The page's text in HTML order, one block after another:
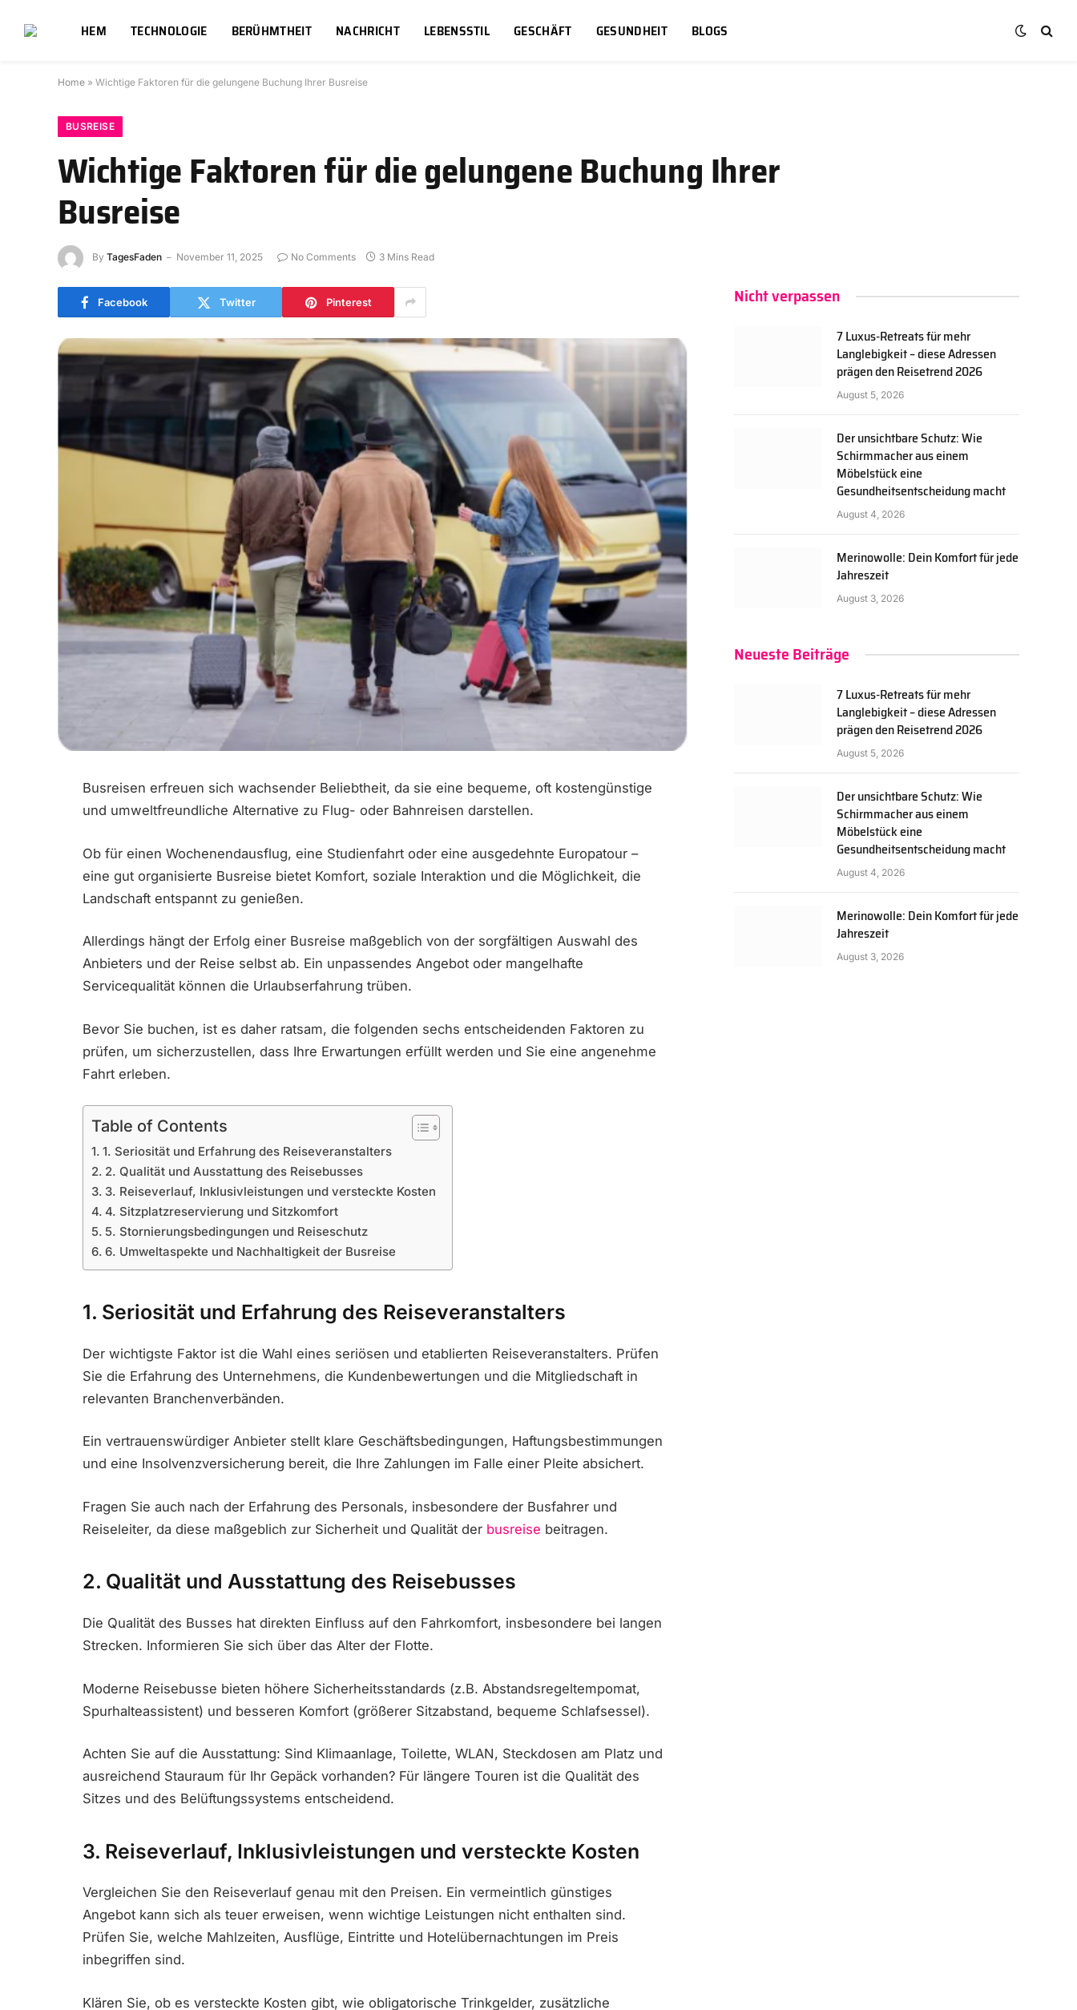
HEM TECHNOLOGIE BERÜHMTHEIT NACHRICHT LEBENSSTIL GESCHÄFT GESUNDHEIT BLOGS
Home » Wichtige Faktoren für die gelungene Buchung Ihrer Busreise
BUSREISE
Wichtige Faktoren für die gelungene Buchung Ihrer
Busreise
By TagesFaden November 11, 2025 No Comments 3 Mins Read
Facebook Twitter Pinterest
Busreisen erfreuen sich wachsender Beliebtheit, da sie eine bequeme, oft kostengünstige
und umweltfreundliche Alternative zu Flug- oder Bahnreisen darstellen.
Ob für einen Wochenendausflug, eine Studienfahrt oder eine ausgedehnte Europatour –
eine gut organisierte Busreise bietet Komfort, soziale Interaktion und die Möglichkeit, die
Landschaft entspannt zu genießen.
Allerdings hängt der Erfolg einer Busreise maßgeblich von der sorgfältigen Auswahl des
Anbieters und der Reise selbst ab. Ein unpassendes Angebot oder mangelhafte
Servicequalität können die Urlaubserfahrung trüben.
Bevor Sie buchen, ist es daher ratsam, die folgenden sechs entscheidenden Faktoren zu
prüfen, um sicherzustellen, dass Ihre Erwartungen erfüllt werden und Sie eine angenehme
Fahrt erleben.
Table of Contents
1. Seriosität und Erfahrung des Reiseveranstalters
2. Qualität und Ausstattung des Reisebusses
3. Reiseverlauf, Inklusivleistungen und versteckte Kosten
4. Sitzplatzreservierung und Sitzkomfort
5. Stornierungsbedingungen und Reiseschutz
6. Umweltaspekte und Nachhaltigkeit der Busreise
1. Seriosität und Erfahrung des Reiseveranstalters
Der wichtigste Faktor ist die Wahl eines seriösen und etablierten Reiseveranstalters. Prüfen
Sie die Erfahrung des Unternehmens, die Kundenbewertungen und die Mitgliedschaft in
relevanten Branchenverbänden.
Ein vertrauenswürdiger Anbieter stellt klare Geschäftsbedingungen, Haftungsbestimmungen
und eine Insolvenzversicherung bereit, die Ihre Zahlungen im Falle einer Pleite absichert.
Fragen Sie auch nach der Erfahrung des Personals, insbesondere der Busfahrer und
Reiseleiter, da diese maßgeblich zur Sicherheit und Qualität der busreise beitragen.
2. Qualität und Ausstattung des Reisebusses
Die Qualität des Busses hat direkten Einfluss auf den Fahrkomfort, insbesondere bei langen
Strecken. Informieren Sie sich über das Alter der Flotte.
Moderne Reisebusse bieten höhere Sicherheitsstandards (z.B. Abstandsregeltempomat,
Spurhalteassistent) und besseren Komfort (größerer Sitzabstand, bequeme Schlafsessel).
Achten Sie auf die Ausstattung: Sind Klimaanlage, Toilette, WLAN, Steckdosen am Platz und
ausreichend Stauraum für Ihr Gepäck vorhanden? Für längere Touren ist die Qualität des
Sitzes und des Belüftungssystems entscheidend.
3. Reiseverlauf, Inklusivleistungen und versteckte Kosten
Vergleichen Sie den Reiseverlauf genau mit den Preisen. Ein vermeintlich günstiges
Angebot kann sich als teuer erweisen, wenn wichtige Leistungen nicht enthalten sind.
Prüfen Sie, welche Mahlzeiten, Ausflüge, Eintritte und Hotelübernachtungen im Preis
inbegriffen sind.
Klären Sie, ob es versteckte Kosten gibt, wie obligatorische Trinkgelder, zusätzliche
Nicht verpassen
7 Luxus-Retreats für mehr
Langlebigkeit – diese Adressen
prägen den Reisetrend 2026
August 5, 2026
Der unsichtbare Schutz: Wie
Schirmmacher aus einem
Möbelstück eine
Gesundheitsentscheidung macht
August 4, 2026
Merinowolle: Dein Komfort für jede
Jahreszeit
August 3, 2026
Neueste Beiträge
7 Luxus-Retreats für mehr
Langlebigkeit – diese Adressen
prägen den Reisetrend 2026
August 5, 2026
Der unsichtbare Schutz: Wie
Schirmmacher aus einem
Möbelstück eine
Gesundheitsentscheidung macht
August 4, 2026
Merinowolle: Dein Komfort für jede
Jahreszeit
August 3, 2026